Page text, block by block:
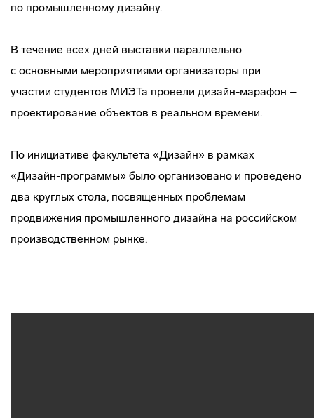
по промышленному дизайну.
В течение всех дней выставки параллельно
с основными мероприятиями организаторы при
участии студентов МИЭТа провели дизайн-марафон –
проектирование объектов в реальном времени.
По инициативе факультета «Дизайн» в рамках
«Дизайн-программы» было организовано и проведено
два круглых стола, посвященных проблемам
продвижения промышленного дизайна на российском
производственном рынке.